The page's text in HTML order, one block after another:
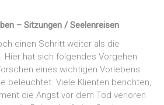
– Sitzungen / Seelenreisen
einen Schritt weiter als die
Hier hat sich folgendes Vorgehen
eines wichtigen Vorlebens
beleuchtet. Viele Klienten berichten,
die Angst vor dem Tod verloren